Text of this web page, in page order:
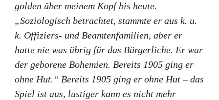
golden über meinem Kopf bis heute.
„Soziologisch betrachtet, stammte er aus k. u.
k. Offiziers- und Beamtenfamilien, aber er
hatte nie was übrig für das Bürgerliche. Er war
der geborene Bohemien. Bereits 1905 ging er
ohne Hut.“ Bereits 1905 ging er ohne Hut – das
Spiel ist aus, lustiger kann es nicht mehr